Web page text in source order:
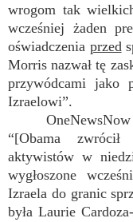
wrogom tak
wcześniej żaden
oświadczenia przed
Morris nazwał tę
przywódcami jako
Izraelowi”.
“[Obama
aktywistów w
wygłoszone
Izraela do granic
była Laurie